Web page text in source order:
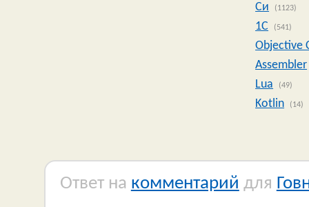
Си
(1123)
1C (541)
Objective
Assembler
Lua
(49)
Kotlin (14)
Ответ на комментарий для